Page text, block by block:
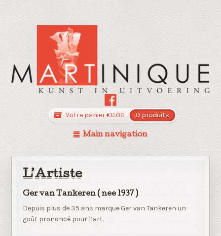
Votre panier€0.00 0 produits
Main navigation
L’Artiste
Ger van Tankeren ( nee 1937 )
Depuis plus de 35 ans marque Ger van Tankeren un
goût prononcé pour l’art.